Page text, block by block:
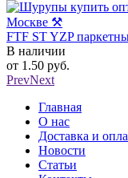
FTF ST YZP
В наличии
от 1.50 руб.
PrevNext
Главная
О нас
Доставка и
Новости
Статьи